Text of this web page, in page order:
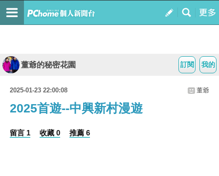
我的
訂閱
董爺的秘密花園
2025-01-23 22:00:08 董爺
2025首遊--中興新村漫遊
留言 1 收藏 0 推薦 6